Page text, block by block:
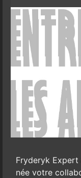
Fryderyk Expert
née votre